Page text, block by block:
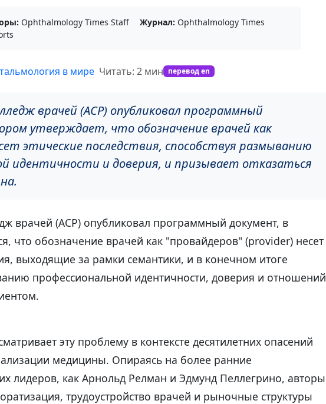
Ophthalmology Times Staff
Журнал: Ophthalmology Times
в мире Читать: 2 мин перевод en
врачей (ACP) опубликовал программный
утверждает, что обозначение врачей как
этические последствия, способствуя размыванию
идентичности и доверия, и призывает отказаться
врачей (ACP) опубликовал программный документ, в
что обозначение врачей как "провайдеров" (provider) несет
выходящие за рамки семантики, и в конечном итоге
профессиональной идентичности, доверия и отношений
эту проблему в контексте десятилетних опасений
медицины. Опираясь на более ранние
лидеров, как Арнольд Релман и Эдмунд Пеллегрино, авторы
трудоустройство врачей и рыночные структуры